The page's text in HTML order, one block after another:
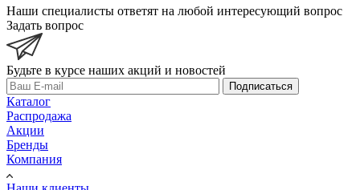
Наши специалисты ответят на любой интересующий вопрос
Задать вопрос
Будьте в курсе наших акций и новостей
Подписаться
Каталог
Распродажа
Акции
Бренды
Компания